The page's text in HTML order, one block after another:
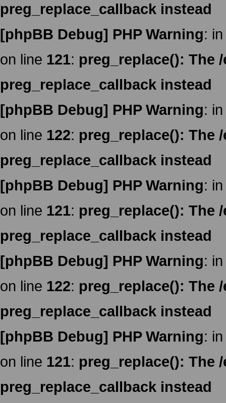
preg_replace_callback instead
[phpBB Debug] PHP Warning:
on line 121: preg_replace(): The
preg_replace_callback instead
[phpBB Debug] PHP Warning:
on line 122: preg_replace(): The
preg_replace_callback instead
[phpBB Debug] PHP Warning:
on line 121: preg_replace(): The
preg_replace_callback instead
[phpBB Debug] PHP Warning:
on line 122: preg_replace(): The
preg_replace_callback instead
[phpBB Debug] PHP Warning:
on line 121: preg_replace(): The
preg_replace_callback instead